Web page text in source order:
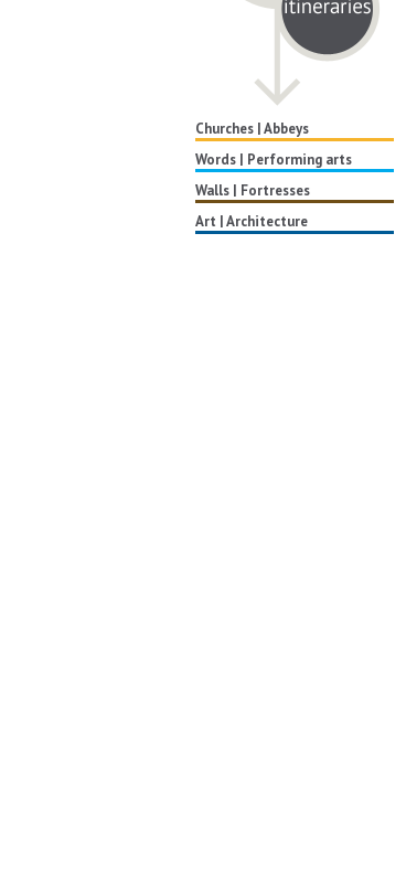
Churches | Abbeys
Words | Performing arts
Walls | Fortresses
Art | Architecture